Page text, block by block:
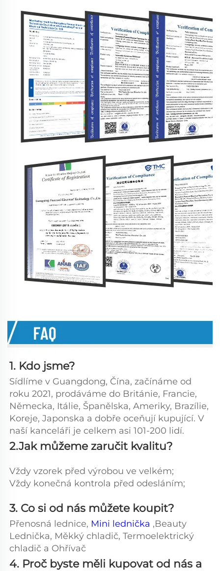
1. Kdo jsme?
Sídlíme v Guangdong, Čína, začínáme od
roku 2021, prodáváme do Británie, Francie,
Německa, Itálie, Španělska, Ameriky, Brazílie,
Koreje, Japonska a dobře oceňují kupující. V
naší kanceláři je celkem asi 101-200 lidí.
2.Jak můžeme zaručit kvalitu?
Vždy vzorek před výrobou ve velkém;
Vždy konečná kontrola před odesláním;
3. Co si od nás můžete koupit?
Přenosná lednice, Mini lednička ,Beauty
Lednička, Měkký chladič, Termoelektrický
chladič a Ohřívač
4. Proč byste měli kupovat od nás a